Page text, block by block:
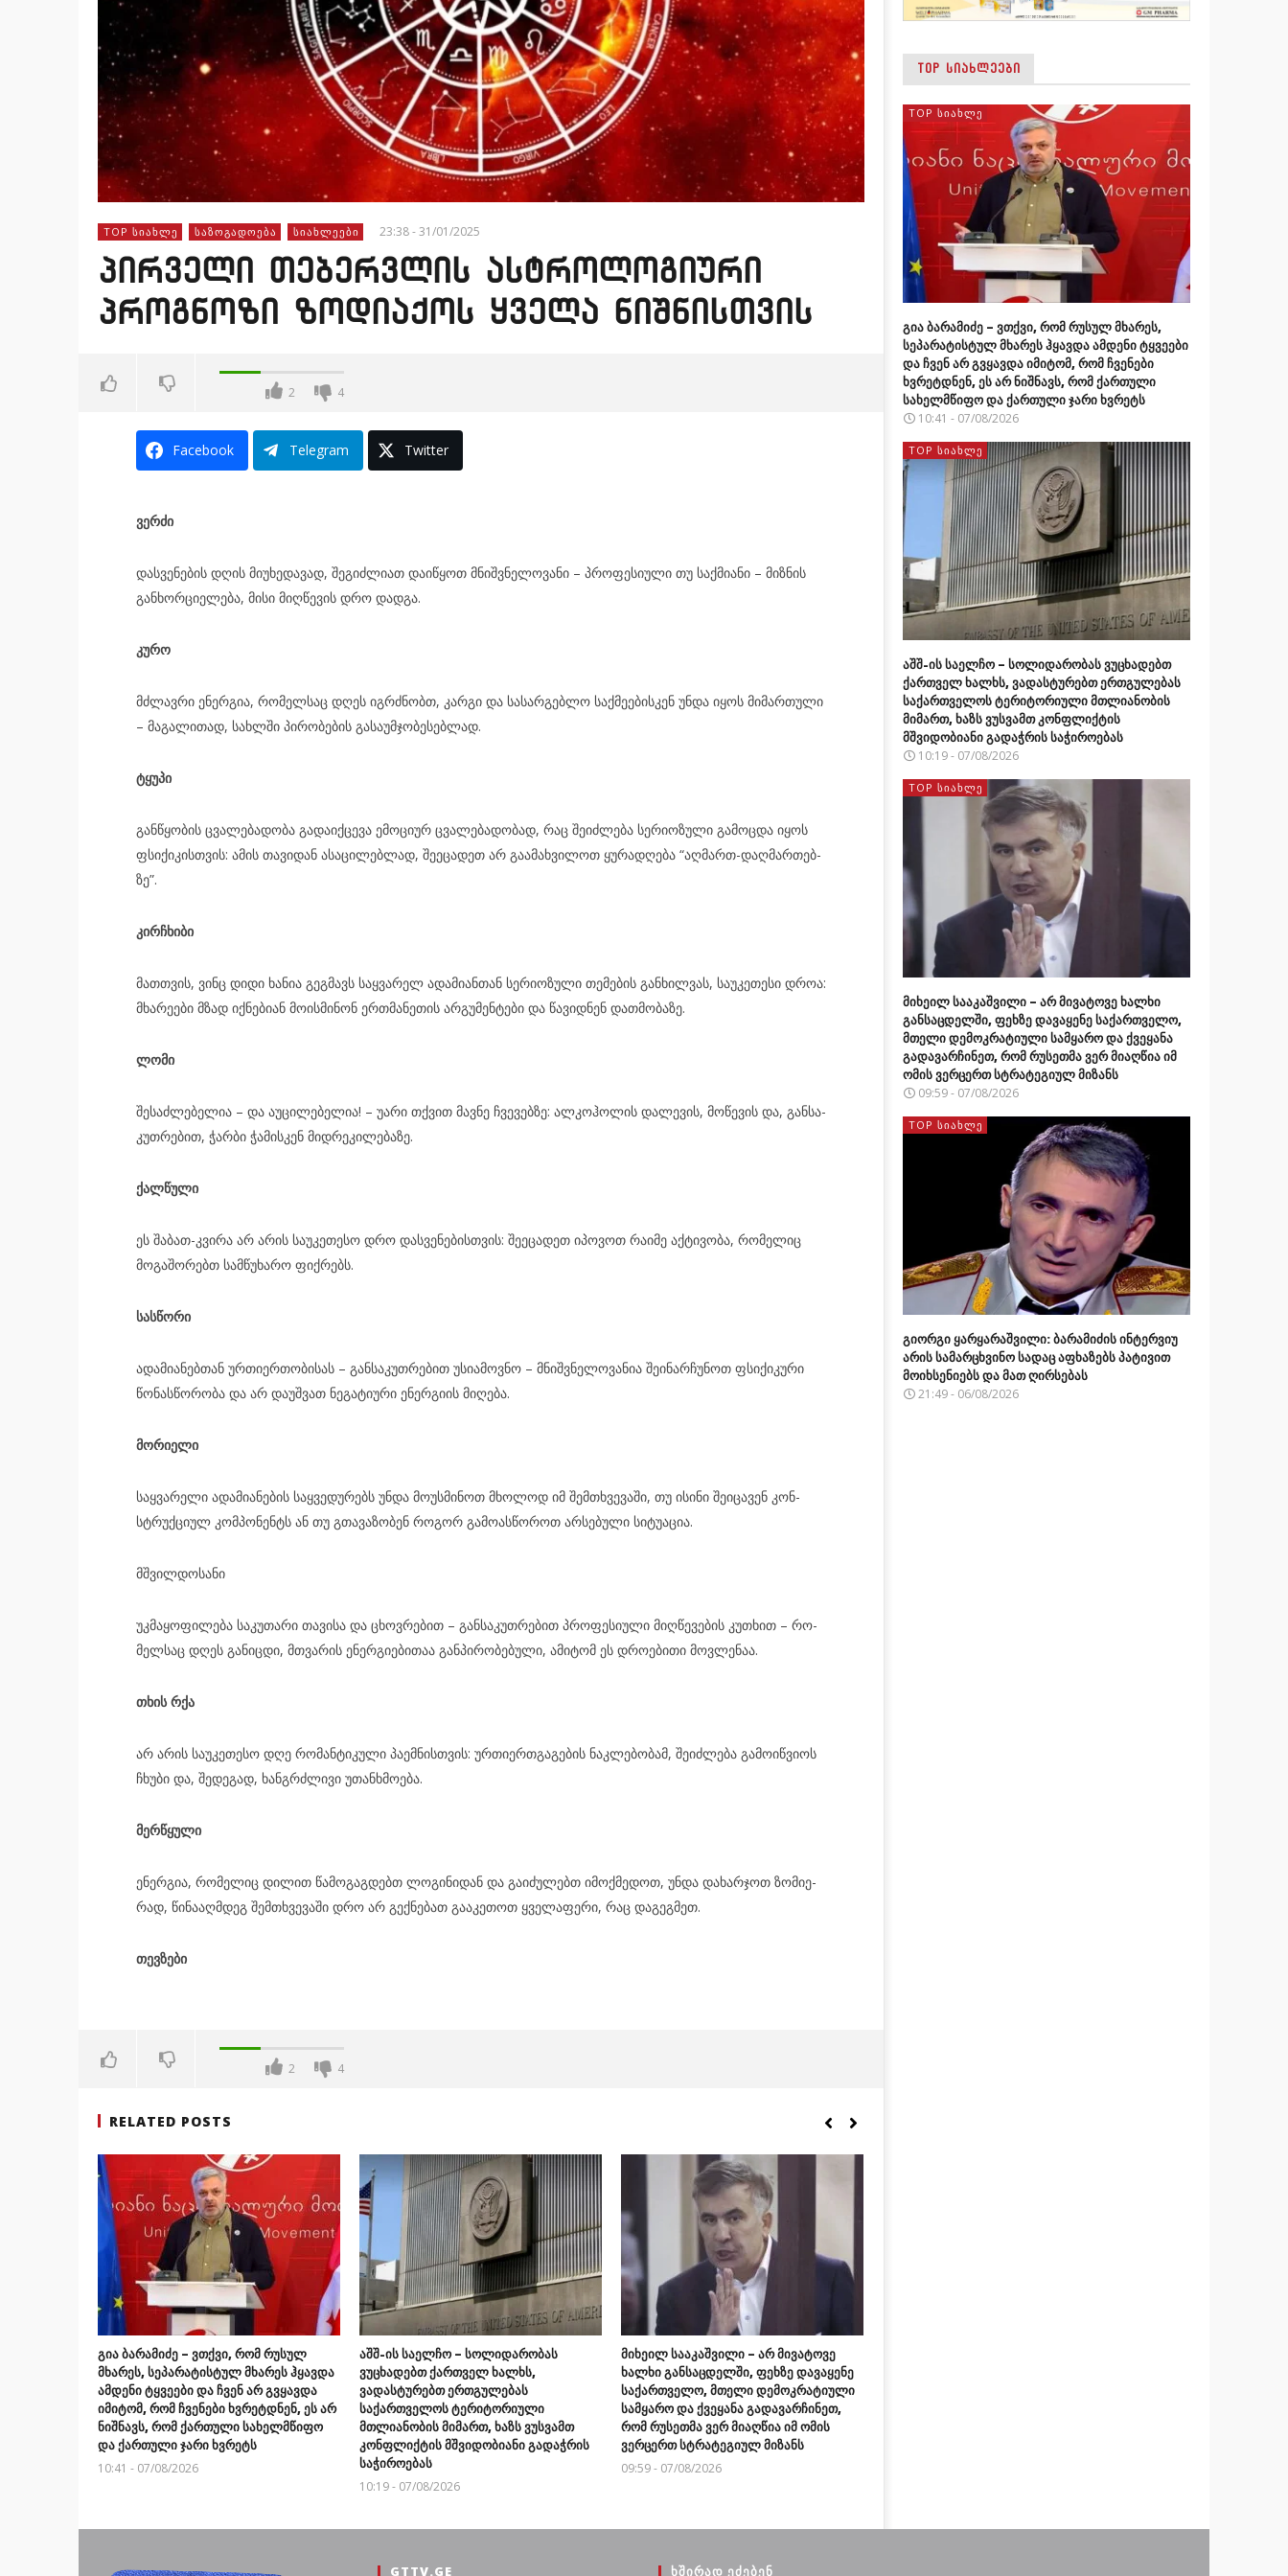
TOP ᲡᲘᲐᲮᲚᲔ ᲡᲐᲖᲝᲒᲐᲓᲝᲔᲑᲐ ᲡᲘᲐᲮᲚᲔᲔᲑᲘ 23:38 - 31/01/2025
პირველი თებერვლის ასტროლოგიური
პროგნოზი ზოდიაქოს ყველა ნიშნისთვის
2 4
Facebook Telegram Twitter
ვერ­ძი
დას­ვე­ნე­ბის დღის მი­უ­ხე­და­ვად, შე­გიძ­ლი­ათ და­ი­წყოთ მნიშ­ვნე­ლო­ვა­ნი – პრო­ფე­სი­უ­ლი თუ საქ­მი­ა­ნი – მიზ­ნის
გან­ხორ­ცი­ე­ლე­ბა, მისი მიღ­წე­ვის დრო დად­გა.
კურო
მძლავ­რი ენერ­გია, რო­მელ­საც დღეს იგ­რძნობთ, კარ­გი და სა­სარ­გებ­ლო საქ­მე­ე­ბის­კენ უნდა იყოს მი­მარ­თუ­ლი
– მა­გა­ლი­თად, სახ­ლში პი­რო­ბე­ბის გა­სა­უმ­ჯო­ბე­სებ­ლად.
ტყუ­პი
გან­წყო­ბის ცვა­ლე­ბა­დო­ბა გა­და­იქ­ცე­ვა ემო­ცი­ურ ცვა­ლე­ბა­დო­ბად, რაც შე­იძ­ლე­ბა სე­რი­ო­ზუ­ლი გა­მოც­და იყოს
ფსი­ქი­კის­თვის: ამის თა­ვი­დან ასა­ცი­ლებ­ლად, შე­ე­ცა­დეთ არ გა­ა­მახ­ვი­ლოთ ყუ­რა­დღე­ბა “აღ­მართ-დაღ­მარ­თებ­
ზე”.
კირჩხი­ბი
მათ­თვის, ვინც დიდი ხა­ნია გეგ­მავს საყ­ვა­რელ ადა­მი­ან­თან სე­რი­ო­ზუ­ლი თე­მე­ბის გან­ხილ­ვას, სა­უ­კე­თე­სი დროა:
მხა­რე­ე­ბი მზად იქ­ნე­ბი­ან მო­ის­მი­ნონ ერ­თმა­ნე­თის არ­გუ­მენ­ტე­ბი და წა­ვიდ­ნენ დათ­მო­ბა­ზე.
ლომი
შე­საძ­ლე­ბე­ლია – და აუ­ცი­ლე­ბე­ლია! – უარი თქვით მავ­ნე ჩვე­ვებ­ზე: ალ­კოჰო­ლის და­ლე­ვის, მო­წე­ვის და, გან­სა­
კუთ­რე­ბით, ჭარ­ბი ჭა­მის­კენ მიდ­რე­კი­ლე­ბა­ზე.
ქალ­წუ­ლი
ეს შა­ბათ-კვი­რა არ არის სა­უ­კე­თე­სო დრო დას­ვე­ნე­ბის­თვის: შე­ე­ცა­დეთ იპო­ვოთ რა­ი­მე აქ­ტი­ვო­ბა, რო­მე­ლიც
მო­გა­შო­რებთ სამ­წუ­ხა­რო ფიქ­რებს.
სას­წო­რი
ადა­მი­ა­ნებ­თან ურ­თი­ერ­თო­ბი­სას – გან­სა­კუთ­რე­ბით უსი­ა­მოვ­ნო – მნიშ­ვნე­ლო­ვა­ნია შე­ი­ნარ­ჩუ­ნოთ ფსი­ქი­კუ­რი
წო­ნას­წო­რო­ბა და არ და­უშ­ვათ ნე­გა­ტი­უ­რი ენერ­გი­ის მი­ღე­ბა.
მო­რი­ე­ლი
საყ­ვა­რე­ლი ადა­მი­ა­ნე­ბის საყ­ვე­დუ­რებს უნდა მო­უს­მი­ნოთ მხო­ლოდ იმ შემ­თხვე­ვა­ში, თუ ისი­ნი შე­ი­ცა­ვენ კონ­
სტრუქ­ცი­ულ კომ­პო­ნენტს ან თუ გთა­ვა­ზო­ბენ რო­გორ გა­მო­ას­წო­როთ არ­სე­ბუ­ლი სი­ტუ­ა­ცია.
მშვილ­დო­სა­ნი
უკ­მა­ყო­ფი­ლე­ბა სა­კუ­თა­რი თა­ვი­სა და ცხოვ­რე­ბით – გან­სა­კუთ­რე­ბით პრო­ფე­სი­უ­ლი მიღ­წე­ვე­ბის კუ­თხით – რო­
მელ­საც დღეს გა­ნიც­დი, მთვა­რის ენერ­გი­ე­ბი­თაა გან­პი­რო­ბე­ბუ­ლი, ამი­ტომ ეს დრო­ე­ბი­თი მოვ­ლე­ნაა.
თხის რქა
არ არის სა­უ­კე­თე­სო დღე რო­მან­ტი­კუ­ლი პა­ემ­ნის­თვის: ურ­თი­ერ­თგა­გე­ბის ნაკ­ლე­ბო­ბამ, შე­იძ­ლე­ბა გა­მო­იწ­ვი­ოს
ჩხუ­ბი და, შე­დე­გად, ხან­გრძლი­ვი უთან­ხმო­ე­ბა.
მერ­წყუ­ლი
ენერ­გია, რო­მე­ლიც დი­ლით წა­მო­გაგ­დებთ ლო­გი­ნი­დან და გა­ი­ძუ­ლებთ იმოქ­მე­დოთ, უნდა და­ხარ­ჯოთ ზო­მი­ე­
რად, წი­ნა­აღ­მდეგ შემ­თხვე­ვა­ში დრო არ გექ­ნე­ბათ გა­ა­კე­თოთ ყვე­ლა­ფე­რი, რაც და­გეგ­მეთ.
თევ­ზე­ბი
2 4
RELATED POSTS
გია ბარამიძე – ვთქვი, რომ რუსულ
მხარეს, სეპარატისტულ მხარეს ჰყავდა
ამდენი ტყვეები და ჩვენ არ გვყავდა
იმიტომ, რომ ჩვენები ხვრეტდნენ, ეს არ
ნიშნავს, რომ ქართული სახელმწიფო
და ქართული ჯარი ხვრეტს
10:41 - 07/08/2026
აშშ-ის საელჩო – სოლიდარობას
ვუცხადებთ ქართველ ხალხს,
ვადასტურებთ ერთგულებას
საქართველოს ტერიტორიული
მთლიანობის მიმართ, ხაზს ვუსვამთ
კონფლიქტის მშვიდობიანი გადაჭრის
საჭიროებას
10:19 - 07/08/2026
მიხეილ სააკაშვილი – არ მივატოვე
ხალხი განსაცდელში, ფეხზე დავაყენე
საქართველო, მთელი დემოკრატიული
სამყარო და ქვეყანა გადავარჩინეთ,
რომ რუსეთმა ვერ მიაღწია იმ ომის
ვერცერთ სტრატეგიულ მიზანს
09:59 - 07/08/2026
TOP ᲡᲘᲐᲮᲚᲔᲔᲑᲘ
TOP ᲡᲘᲐᲮᲚᲔ
გია ბარამიძე – ვთქვი, რომ რუსულ მხარეს,
სეპარატისტულ მხარეს ჰყავდა ამდენი ტყვეები
და ჩვენ არ გვყავდა იმიტომ, რომ ჩვენები
ხვრეტდნენ, ეს არ ნიშნავს, რომ ქართული
სახელმწიფო და ქართული ჯარი ხვრეტს
10:41 - 07/08/2026
TOP ᲡᲘᲐᲮᲚᲔ
აშშ-ის საელჩო – სოლიდარობას ვუცხადებთ
ქართველ ხალხს, ვადასტურებთ ერთგულებას
საქართველოს ტერიტორიული მთლიანობის
მიმართ, ხაზს ვუსვამთ კონფლიქტის
მშვიდობიანი გადაჭრის საჭიროებას
10:19 - 07/08/2026
TOP ᲡᲘᲐᲮᲚᲔ
მიხეილ სააკაშვილი – არ მივატოვე ხალხი
განსაცდელში, ფეხზე დავაყენე საქართველო,
მთელი დემოკრატიული სამყარო და ქვეყანა
გადავარჩინეთ, რომ რუსეთმა ვერ მიაღწია იმ
ომის ვერცერთ სტრატეგიულ მიზანს
09:59 - 07/08/2026
TOP ᲡᲘᲐᲮᲚᲔ
გიორგი ყარყარაშვილი: ბარამიძის ინტერვიუ
არის სამარცხვინო სადაც აფხაზებს პატივით
მოიხსენიებს და მათ ღირსებას
21:49 - 06/08/2026
GTTV.GE ᲮᲨᲘᲠᲐᲓ ᲔᲫᲔᲑᲔᲜ